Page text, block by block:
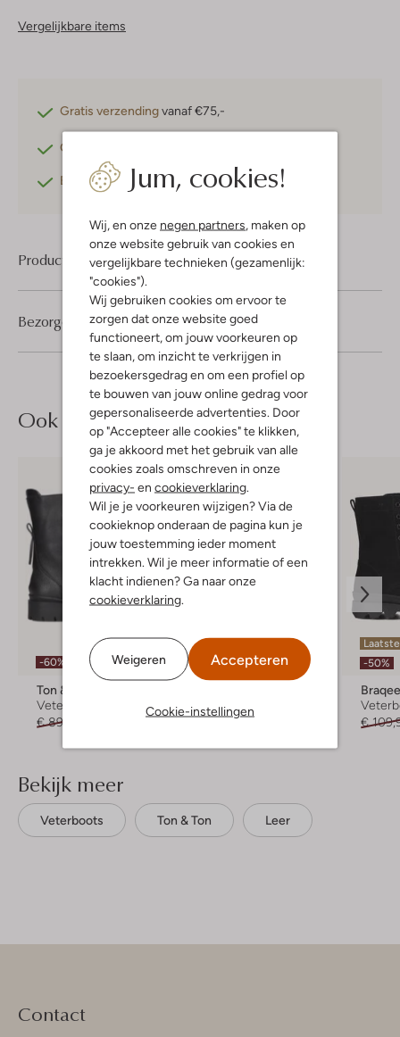
Jum, cookies!
Wij, en onze negen partners, maken op
onze website gebruik van cookies en
vergelijkbare technieken (gezamenlijk:
"cookies").
Wij gebruiken cookies om ervoor te
zorgen dat onze website goed
functioneert, om jouw voorkeuren op
te slaan, om inzicht te verkrijgen in
bezoekersgedrag en om een profiel op
te bouwen van jouw online gedrag voor
gepersonaliseerde advertenties. Door
op "Accepteer alle cookies" te klikken,
ga je akkoord met het gebruik van alle
cookies zoals omschreven in onze
privacy- en cookieverklaring.
Wil je je voorkeuren wijzigen? Via de
cookieknop onderaan de pagina kun je
jouw toestemming ieder moment
intrekken. Wil je meer informatie of een
klacht indienen? Ga naar onze
cookieverklaring.
Weigeren Accepteren
Cookie-instellingen
Vergelijkbare items
Gratis verzendingvanaf €75,-
Gratis retourneren
Betaal achteraf met Klarna
Product informatie
Bezorgen & retourneren
Ook iets voor jou?
-60%
Ton & Ton
Veterboots
€ 89,99
Laatste item
-60%
Veterboots
€ 79,95 € 31,95
-50%
€
Bekijk meer
Veterboots Ton & Ton Leer
Contact